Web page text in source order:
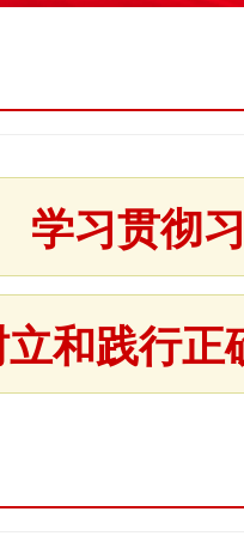
学习贯彻
和践行正